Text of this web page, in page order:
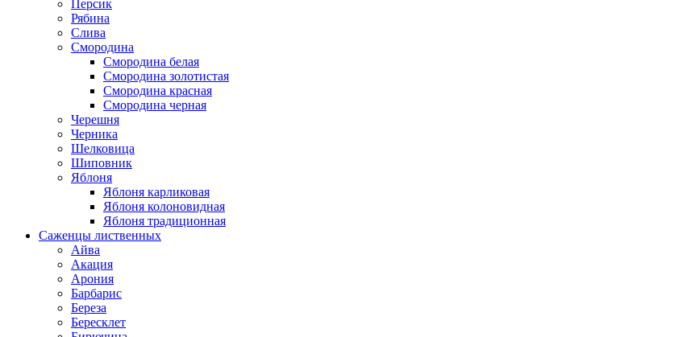
Персик
Рябина
Слива
Смородина
Смородина белая
Смородина золотистая
Смородина красная
Смородина черная
Черешня
Черника
Шелковица
Шиповник
Яблоня
Яблоня карликовая
Яблоня колоновидная
Яблоня традиционная
Саженцы лиственных
Айва
Акация
Арония
Барбарис
Береза
Бересклет